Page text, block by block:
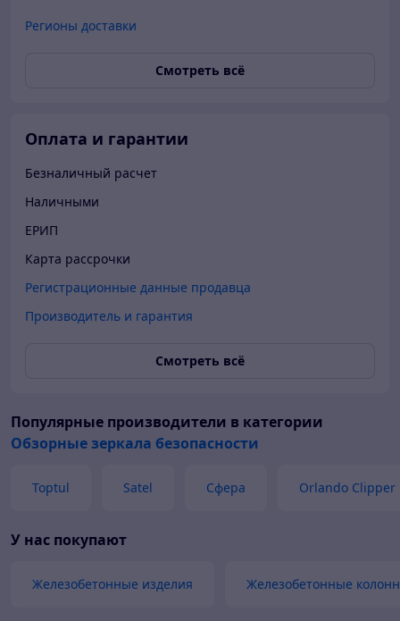
Регионы доставки
Смотреть всё
Оплата и гарантии
Безналичный расчет
Наличными
ЕРИП
Карта рассрочки
Регистрационные данные продавца
Производитель и гарантия
Смотреть всё
Популярные производители в категории
Обзорные зеркала безопасности
Toptul Satel Сфера Orlando Clipper
У нас покупают
Железобетонные изделия Железобетонные